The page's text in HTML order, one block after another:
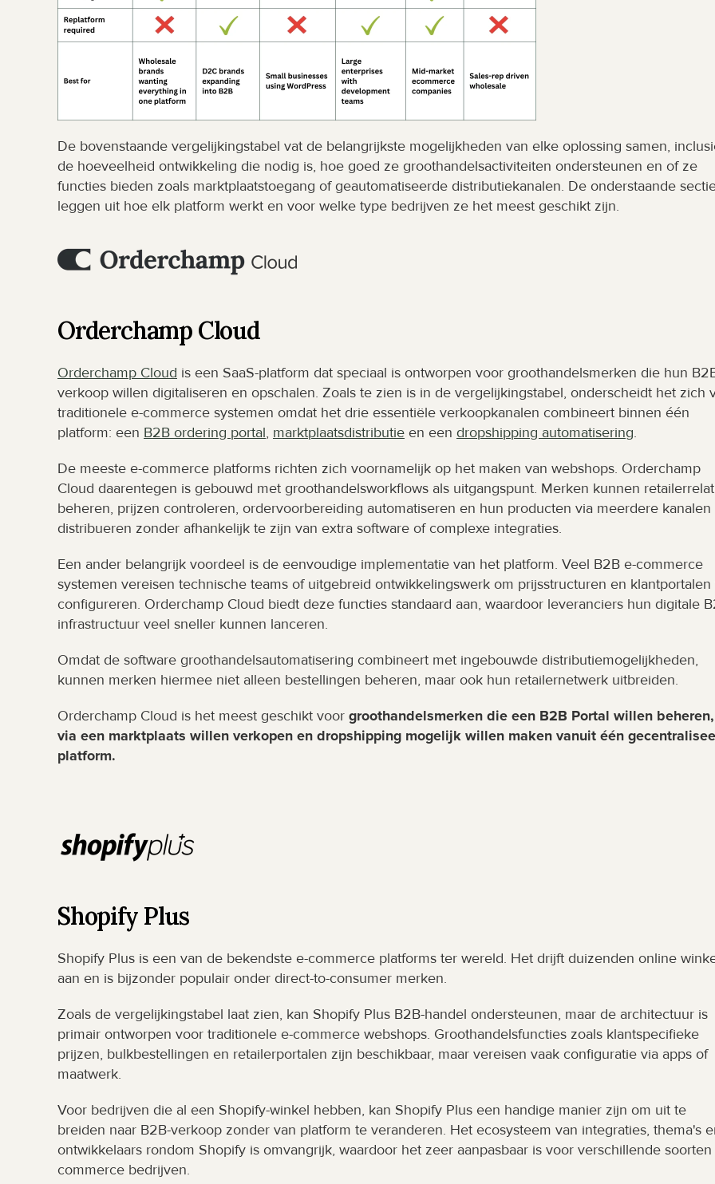
De bovenstaande vergelijkingstabel vat de belangrijkste mogelijkheden van elke oplossing samen,
de hoeveelheid ontwikkeling die nodig is, hoe goed ze groothandelsactiviteiten ondersteunen en of ze
functies bieden zoals marktplaatstoegang of geautomatiseerde distributiekanalen. De onderstaande
leggen uit hoe elk platform werkt en voor welke type bedrijven ze het meest geschikt zijn.
Orderchamp Cloud
Orderchamp Cloud is een SaaS-platform dat speciaal is ontworpen voor groothandelsmerken die hun
verkoop willen digitaliseren en opschalen. Zoals te zien is in de vergelijkingstabel, onderscheidt het zich
traditionele e-commerce systemen omdat het drie essentiële verkoopkanalen combineert binnen één
platform: een B2B ordering portal, marktplaatsdistributie en een dropshipping automatisering.
De meeste e-commerce platforms richten zich voornamelijk op het maken van webshops. Orderchamp
Cloud daarentegen is gebouwd met groothandelsworkflows als uitgangspunt. Merken kunnen
beheren, prijzen controleren, ordervoorbereiding automatiseren en hun producten via meerdere kanalen
distribueren zonder afhankelijk te zijn van extra software of complexe integraties.
Een ander belangrijk voordeel is de eenvoudige implementatie van het platform. Veel B2B e-commerce
systemen vereisen technische teams of uitgebreid ontwikkelingswerk om prijsstructuren en klantportalen
configureren. Orderchamp Cloud biedt deze functies standaard aan, waardoor leveranciers hun digitale
infrastructuur veel sneller kunnen lanceren.
Omdat de software groothandelsautomatisering combineert met ingebouwde distributiemogelijkheden,
kunnen merken hiermee niet alleen bestellingen beheren, maar ook hun retailernetwerk uitbreiden.
Orderchamp Cloud is het meest geschikt voor groothandelsmerken die een B2B Portal willen beheren,
via een marktplaats willen verkopen en dropshipping mogelijk willen maken vanuit één
platform.
Shopify Plus
Shopify Plus is een van de bekendste e-commerce platforms ter wereld. Het drijft duizenden online
aan en is bijzonder populair onder direct-to-consumer merken.
Zoals de vergelijkingstabel laat zien, kan Shopify Plus B2B-handel ondersteunen, maar de architectuur is
primair ontworpen voor traditionele e-commerce webshops. Groothandelsfuncties zoals klantspecifieke
prijzen, bulkbestellingen en retailerportalen zijn beschikbaar, maar vereisen vaak configuratie via apps of
maatwerk.
Voor bedrijven die al een Shopify-winkel hebben, kan Shopify Plus een handige manier zijn om uit te
breiden naar B2B-verkoop zonder van platform te veranderen. Het ecosysteem van integraties, thema's
ontwikkelaars rondom Shopify is omvangrijk, waardoor het zeer aanpasbaar is voor verschillende soorten
commerce bedrijven.